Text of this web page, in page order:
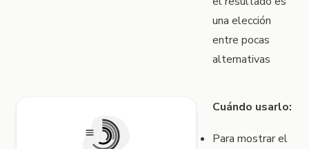
una elección
entre pocas
alternativas
Cuándo usarlo:
Para mostrar el